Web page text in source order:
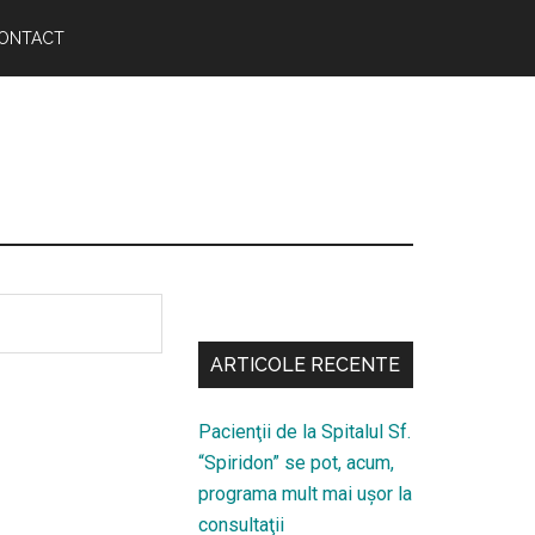
secundara
ARTICOLE RECENTE
Pacienţii de la Spitalul Sf.
“Spiridon” se pot, acum,
programa mult mai uşor la
consultaţii